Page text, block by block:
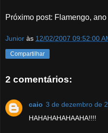
Próximo post: Flamengo,
Junior às 12/02/2007 09:52:00
Compartilhar
2 comentários:
caio 3 de dezembro de
HAHAHAHAHAAHA!!!!